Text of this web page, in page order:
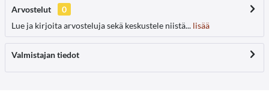
Arvostelut
0
Lue ja kirjoita arvosteluja sekä keskustele niistä... lisää
Valmistajan tiedot